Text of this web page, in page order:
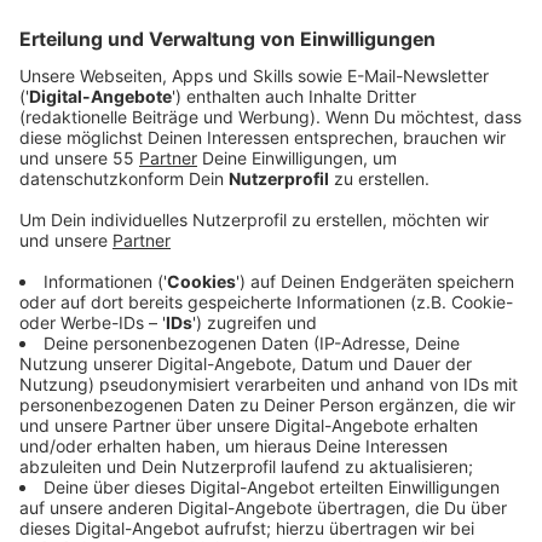
Veröffentlicht:Freitag, 07.10.2022 03:45
Anzeige
Comedy
Elvis Eifel - "Dauerbaustelle"